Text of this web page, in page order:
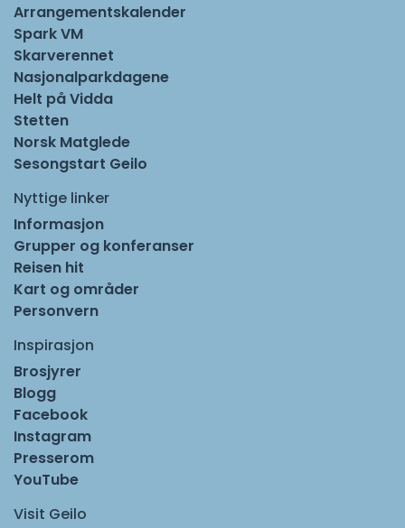
Arrangementskalender
Spark VM
Skarverennet
Nasjonalparkdagene
Helt på Vidda
Stetten
Norsk Matglede
Sesongstart Geilo
Nyttige linker
Informasjon
Grupper og konferanser
Reisen hit
Kart og områder
Personvern
Inspirasjon
Brosjyrer
Blogg
Facebook
Instagram
Presserom
YouTube
Visit Geilo